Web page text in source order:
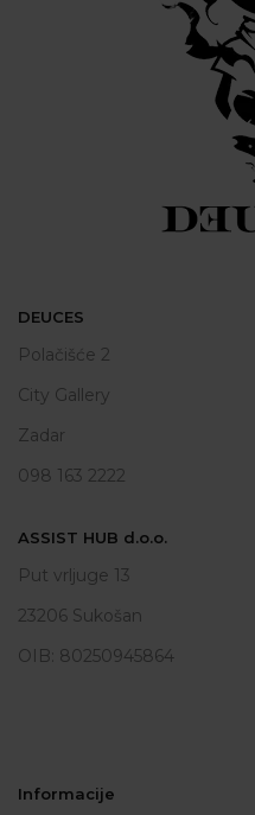
DEUCES
Polačišće 2
City Gallery
Zadar
098 163 2222
ASSIST HUB d.o.o.
Put vrljuge 13
23206 Sukošan
OIB: 80250945864
Informacije